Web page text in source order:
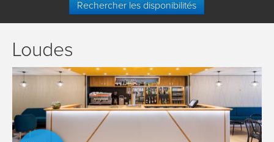
Rechercher les disponibilités
Loudes